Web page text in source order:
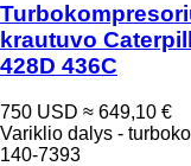
krautuvo
428D 436C
750 USD ≈ 649,10 €
Variklio dalys -
140-7393